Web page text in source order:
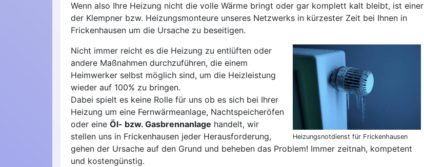
Wenn also Ihre Heizung nicht die volle Wärme bringt oder gar komplett kalt bleibt, ist einer
der Klempner bzw. Heizungsmonteure unseres Netzwerks in kürzester Zeit bei Ihnen in
Frickenhausen um die Ursache zu beseitigen.
Heizungsnotdienst für Frickenhausen
Nicht immer reicht es die Heizung zu entlüften oder
andere Maßnahmen durchzuführen, die einem
Heimwerker selbst möglich sind, um die Heizleistung
wieder auf 100% zu bringen.
Dabei spielt es keine Rolle für uns ob es sich bei Ihrer
Heizung um eine Fernwärmeanlage, Nachtspeicheröfen
oder eine Öl- bzw. Gasbrennanlage handelt, wir
stellen uns in Frickenhausen jeder Herausforderung,
gehen der Ursache auf den Grund und beheben das Problem! Immer zeitnah, kompetent
und kostengünstig.